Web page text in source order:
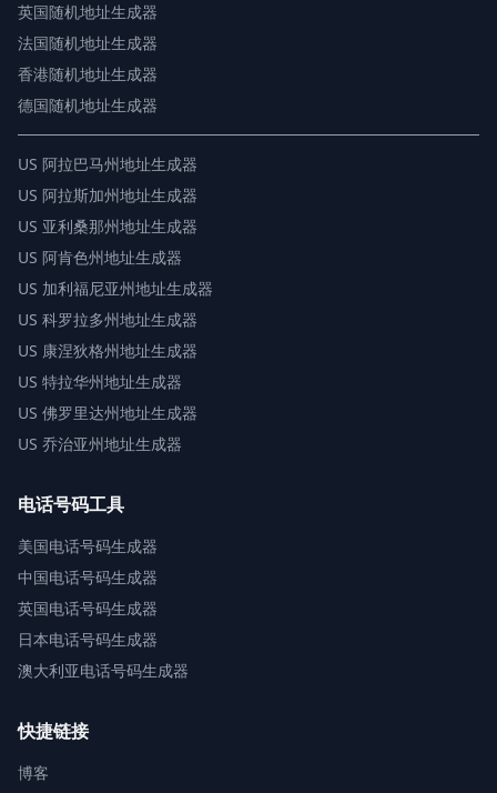
英国随机地址生成器
法国随机地址生成器
香港随机地址生成器
德国随机地址生成器
US 阿拉巴马州地址生成器
US 阿拉斯加州地址生成器
US 亚利桑那州地址生成器
US 阿肯色州地址生成器
US 加利福尼亚州地址生成器
US 科罗拉多州地址生成器
US 康涅狄格州地址生成器
US 特拉华州地址生成器
US 佛罗里达州地址生成器
US 乔治亚州地址生成器
电话号码工具
美国电话号码生成器
中国电话号码生成器
英国电话号码生成器
日本电话号码生成器
澳大利亚电话号码生成器
快捷链接
博客